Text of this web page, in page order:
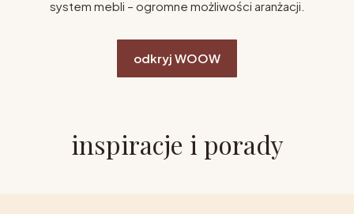
system mebli – ogromne możliwości aranżacji.
odkryj WOOW
inspiracje i porady